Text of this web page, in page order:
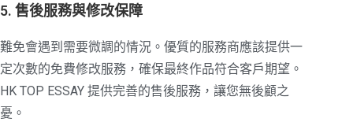
5. 售後服務與修改保障
難免會遇到需要微調的情況。優質的服務商應該提供一
定次數的免費修改服務，確保最終作品符合客戶期望。
HK TOP ESSAY 提供完善的售後服務，讓您無後顧之
憂。